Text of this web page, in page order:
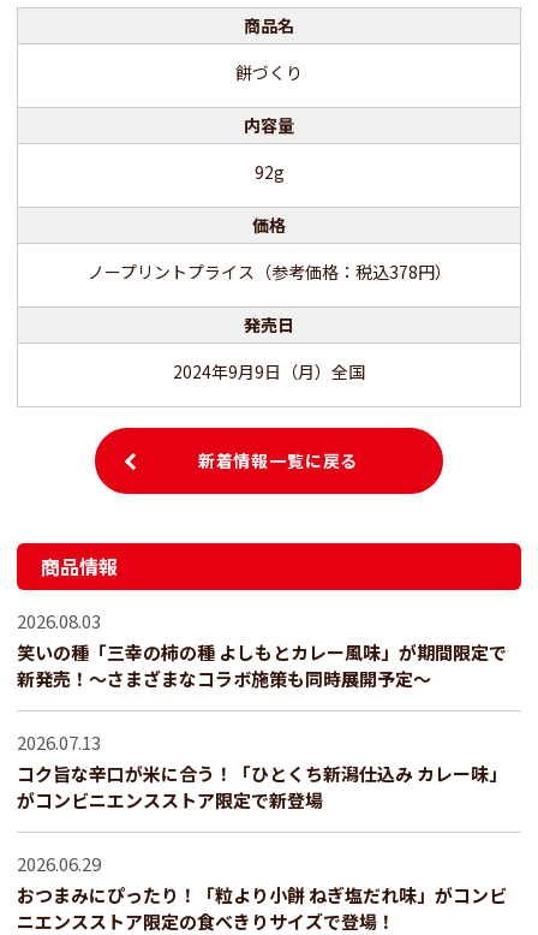
商品名
餅づくり
内容量
92g
価格
ノープリントプライス（参考価格：税込378円）
発売日
2024年9月9日（月）全国
新着情報一覧に戻る
商品情報
2026.08.03
笑いの種「三幸の柿の種 よしもとカレー風味」が期間限定で
新発売！～さまざまなコラボ施策も同時展開予定～
2026.07.13
コク旨な辛口が米に合う！「ひとくち新潟仕込み カレー味」
がコンビニエンスストア限定で新登場
2026.06.29
おつまみにぴったり！「粒より小餅 ねぎ塩だれ味」がコンビ
ニエンスストア限定の食べきりサイズで登場！